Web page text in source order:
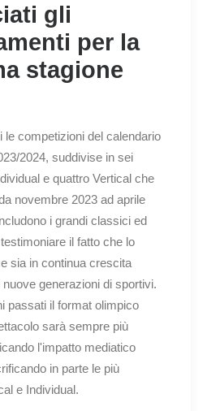
gli
per la
stagione
le competizioni del calendario
2024, suddivise in sei
e quattro Vertical che
novembre 2023 ad aprile
i grandi classici ed
il fatto che lo
sia in continua crescita
generazioni di sportivi.
passati il format olimpico
sarà sempre più
l'impatto mediatico
in parte le più
e Individual.